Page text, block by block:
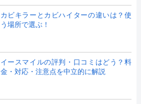
カビキラーとカビハイターの違いは？使
う場所で選ぶ！
イースマイルの評判・口コミはどう？料
金・対応・注意点を中立的に解説